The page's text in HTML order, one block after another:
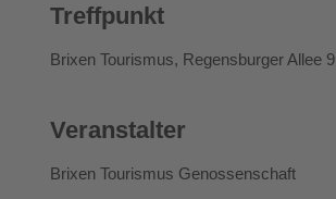
Treffpunkt
Brixen Tourismus, Regensburger Allee 9
Veranstalter
Brixen Tourismus Genossenschaft